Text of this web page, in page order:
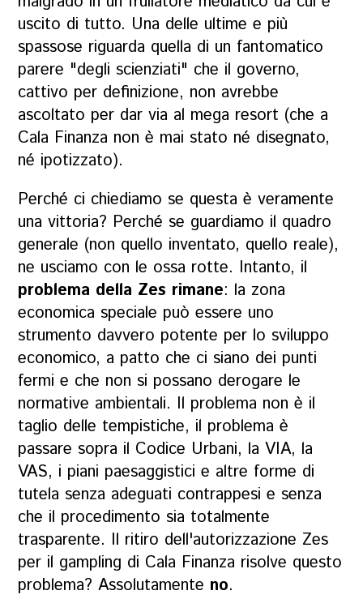
uscito di tutto. Una delle ultime e più
spassose riguarda quella di un fantomatico
parere "degli scienziati" che il governo,
cattivo per definizione, non avrebbe
ascoltato per dar via al mega resort (che a
Cala Finanza non è mai stato né disegnato,
né ipotizzato).
Perché ci chiediamo se questa è veramente
una vittoria? Perché se guardiamo il quadro
generale (non quello inventato, quello reale),
ne usciamo con le ossa rotte. Intanto, il
problema della Zes rimane: la zona
economica speciale può essere uno
strumento davvero potente per lo sviluppo
economico, a patto che ci siano dei punti
fermi e che non si possano derogare le
normative ambientali. Il problema non è il
taglio delle tempistiche, il problema è
passare sopra il Codice Urbani, la VIA, la
VAS, i piani paesaggistici e altre forme di
tutela senza adeguati contrappesi e senza
che il procedimento sia totalmente
trasparente. Il ritiro dell'autorizzazione Zes
per il gampling di Cala Finanza risolve questo
problema? Assolutamente no.